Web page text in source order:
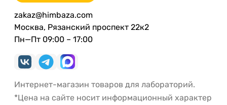
zakaz@himbaza.com
Москва, Рязанский проспект 22к2
Пн—Пт 09:00 – 17:00
Интернет-магазин товаров для лабораторий.
*Цена на сайте носит информационный характер